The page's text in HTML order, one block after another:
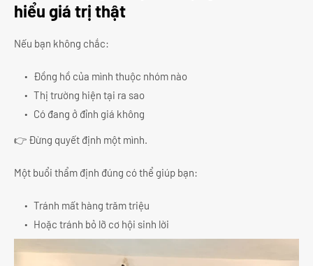
hiểu giá trị thật
Nếu bạn không chắc:
Đồng hồ của mình thuộc nhóm nào
Thị trường hiện tại ra sao
Có đang ở đỉnh giá không
👉 Đừng quyết định một mình.
Một buổi thẩm định đúng có thể giúp bạn:
Tránh mất hàng trăm triệu
Hoặc tránh bỏ lỡ cơ hội sinh lời